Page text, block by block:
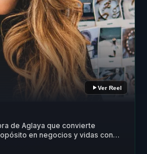
Ver Reel
de Aglaya que convierte
en negocios y vidas con